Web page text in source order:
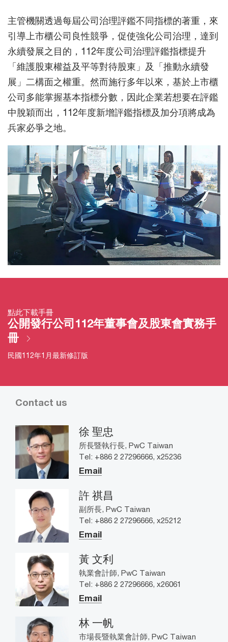
主管機關透過每屆公司治理評鑑不同指標的著重，來
引導上市櫃公司良性競爭，促使強化公司治理，達到
永續發展之目的，112年度公司治理評鑑指標提升
「維護股東權益及平等對待股東」及「推動永續發
展」二構面之權重。然而施行多年以來，基於上市櫃
公司多能掌握基本指標分數，因此企業若想要在評鑑
中脫穎而出，112年度新增評鑑指標及加分項將成為
兵家必爭之地。
點此下載手冊
公開發行公司112年董事會及股東會實務手
冊
民國112年1月最新修訂版
Contact us
徐 聖忠
所長暨執行長, PwC Taiwan
Tel: +886 2 27296666, x25236
Email
許 祺昌
副所長, PwC Taiwan
Tel: +886 2 27296666, x25212
Email
黃 文利
執業會計師, PwC Taiwan
Tel: +886 2 27296666, x26061
Email
林 一帆
市場長暨執業會計師, PwC Taiwan